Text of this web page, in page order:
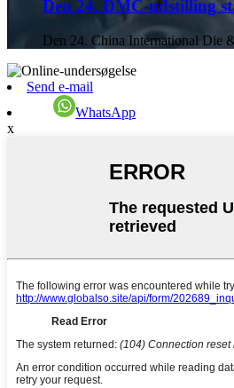
Den 24. DMC-udstilling
Den 24. China International Die
Send e-mail
WhatsApp
x